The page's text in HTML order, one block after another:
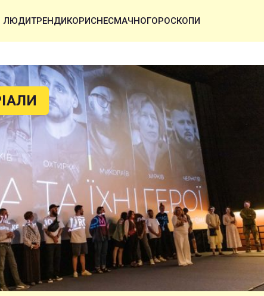
ЛЮДИТРЕНДИКОРИСНЕСМАЧНОГОРОСКОПИ